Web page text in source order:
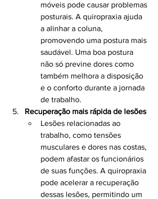
móveis pode causar problemas
posturais. A quiropraxia ajuda
a alinhar a coluna,
promovendo uma postura mais
saudável. Uma boa postura
não só previne dores como
também melhora a disposição
e o conforto durante a jornada
de trabalho.
Recuperação mais rápida de lesões
Lesões relacionadas ao
trabalho, como tensões
musculares e dores nas costas,
podem afastar os funcionários
de suas funções. A quiropraxia
pode acelerar a recuperação
dessas lesões, permitindo um